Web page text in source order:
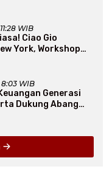
WIB
Ciao Gio
York, Workshop
WIB
Generasi
Dukung Abang